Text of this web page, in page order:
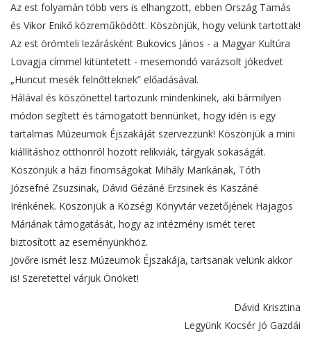
Az est folyamán több vers is elhangzott, ebben Ország Tamás
és Vikor Enikő közreműködött. Köszönjük, hogy velünk tartottak!
Az est örömteli lezárásként Bukovics János - a Magyar Kultúra
Lovagja címmel kitüntetett - mesemondó varázsolt jókedvet
„Huncut mesék felnőtteknek” előadásával.
Hálával és köszönettel tartozunk mindenkinek, aki bármilyen
módon segített és támogatott bennünket, hogy idén is egy
tartalmas Múzeumok Éjszakáját szervezzünk! Köszönjük a mini
kiállításhoz otthonról hozott relikviák, tárgyak sokaságát.
Köszönjük a házi finomságokat Mihály Marikának, Tóth
Józsefné Zsuzsinak, Dávid Gézáné Erzsinek és Kaszáné
Irénkének. Köszönjük a Községi Könyvtár vezetőjének Hajagos
Máriának támogatását, hogy az intézmény ismét teret
biztosított az eseményünkhöz.
Jövőre ismét lesz Múzeumok Éjszakája, tartsanak velünk akkor
is! Szeretettel várjuk Önöket!
Dávid Krisztina
Legyünk Kocsér Jó Gazdái